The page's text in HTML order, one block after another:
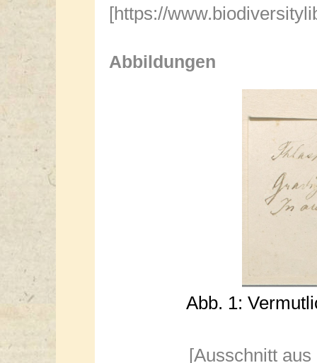
[https://
Abbildungen
Abb. 1:
[Ausschnitt